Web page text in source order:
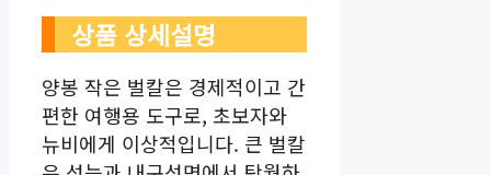
상품 상세설명
양봉 작은 벌칼은 경제적이고 간
편한 여행용 도구로, 초보자와
뉴비에게 이상적입니다. 큰 벌칼